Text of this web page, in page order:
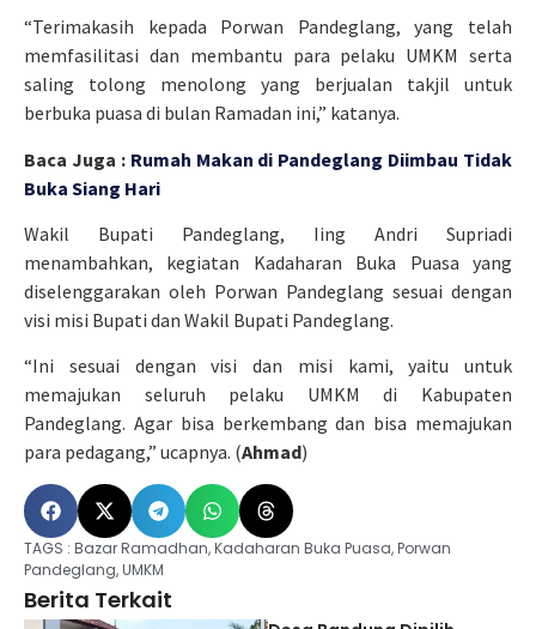
“Terimakasih kepada Porwan Pandeglang, yang telah
memfasilitasi dan membantu para pelaku UMKM serta
saling tolong menolong yang berjualan takjil untuk
berbuka puasa di bulan Ramadan ini,” katanya.
Baca Juga : Rumah Makan di Pandeglang Diimbau Tidak
Buka Siang Hari
Wakil Bupati Pandeglang, Iing Andri Supriadi
menambahkan, kegiatan Kadaharan Buka Puasa yang
diselenggarakan oleh Porwan Pandeglang sesuai dengan
visi misi Bupati dan Wakil Bupati Pandeglang.
“Ini sesuai dengan visi dan misi kami, yaitu untuk
memajukan seluruh pelaku UMKM di Kabupaten
Pandeglang. Agar bisa berkembang dan bisa memajukan
para pedagang,” ucapnya. (Ahmad)
TAGS : Bazar Ramadhan,Kadaharan Buka Puasa,Porwan
Pandeglang,UMKM
Berita Terkait